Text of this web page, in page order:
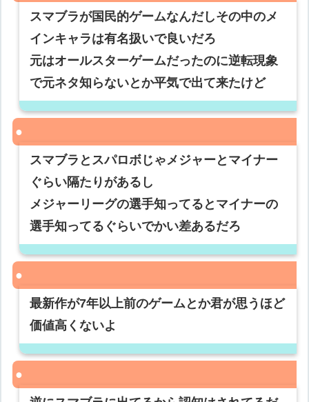
スマブラが国民的ゲームなんだしその中のメ
インキャラは有名扱いで良いだろ
元はオールスターゲームだったのに逆転現象
で元ネタ知らないとか平気で出て来たけど
スマブラとスパロボじゃメジャーとマイナー
ぐらい隔たりがあるし
メジャーリーグの選手知ってるとマイナーの
選手知ってるぐらいでかい差あるだろ
最新作が7年以上前のゲームとか君が思うほど
価値高くないよ